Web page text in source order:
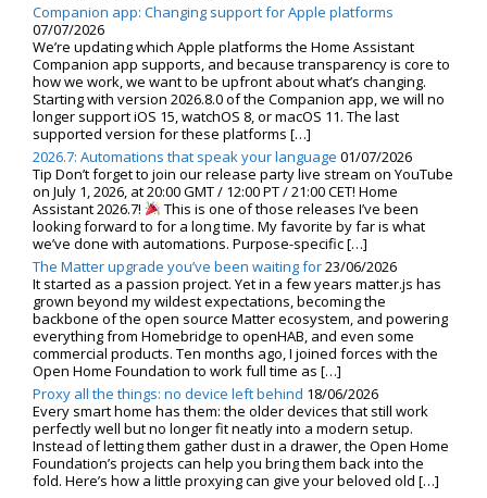
Companion app: Changing support for Apple platforms
07/07/2026
We’re updating which Apple platforms the Home Assistant
Companion app supports, and because transparency is core to
how we work, we want to be upfront about what’s changing.
Starting with version 2026.8.0 of the Companion app, we will no
longer support iOS 15, watchOS 8, or macOS 11. The last
supported version for these platforms […]
2026.7: Automations that speak your language 01/07/2026
Tip Don’t forget to join our release party live stream on YouTube
on July 1, 2026, at 20:00 GMT / 12:00 PT / 21:00 CET! Home
Assistant 2026.7!
This is one of those releases I’ve been
looking forward to for a long time. My favorite by far is what
we’ve done with automations. Purpose-specific […]
The Matter upgrade you’ve been waiting for23/06/2026
It started as a passion project. Yet in a few years matter.js has
grown beyond my wildest expectations, becoming the
backbone of the open source Matter ecosystem, and powering
everything from Homebridge to openHAB, and even some
commercial products. Ten months ago, I joined forces with the
Open Home Foundation to work full time as […]
Proxy all the things: no device left behind 18/06/2026
Every smart home has them: the older devices that still work
perfectly well but no longer fit neatly into a modern setup.
Instead of letting them gather dust in a drawer, the Open Home
Foundation’s projects can help you bring them back into the
fold. Here’s how a little proxying can give your beloved old […]